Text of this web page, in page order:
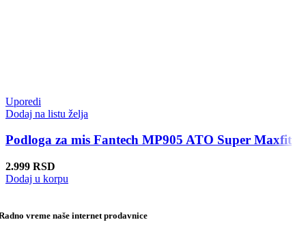
Uporedi
Dodaj na listu želja
Podloga za mis Fantech MP905 ATO Super Maxfit
2.999 RSD
Dodaj u korpu
vreme naše internet prodavnice